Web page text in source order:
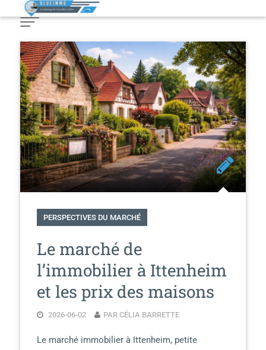
to
PERSPECTIVES DU MARCHÉ
Le marché de
l’immobilier à Ittenheim
et les prix des maisons
2026-06-02 PAR CÉLIA BARRETTE
Le marché immobilier à Ittenheim, petite